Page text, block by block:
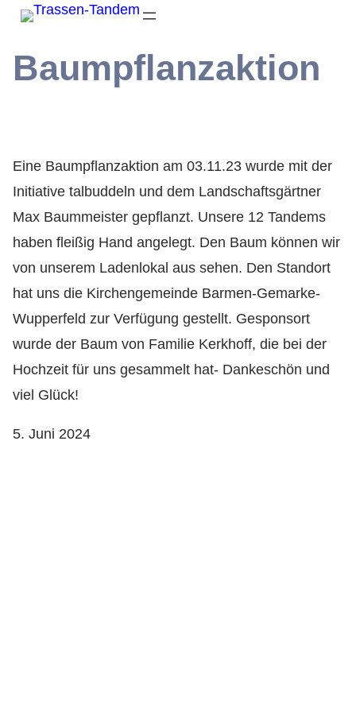
Baumpflanzaktion
Eine Baumpflanzaktion am 03.11.23 wurde mit der
Initiative talbuddeln und dem Landschaftsgärtner
Max Baummeister gepflanzt. Unsere 12 Tandems
haben fleißig Hand angelegt. Den Baum können wir
von unserem Ladenlokal aus sehen. Den Standort
hat uns die Kirchengemeinde Barmen-Gemarke-
Wupperfeld zur Verfügung gestellt. Gesponsort
wurde der Baum von Familie Kerkhoff, die bei der
Hochzeit für uns gesammelt hat- Dankeschön und
viel Glück!
5. Juni 2024